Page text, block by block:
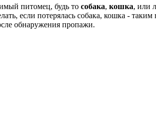
питомец, будь то собака, кошка, или
если потерялась собака, кошка - таким
обнаружения пропажи.